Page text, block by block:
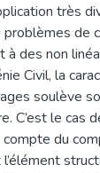
très
de
à des non
Civil, la
soulève
C’est le cas
du